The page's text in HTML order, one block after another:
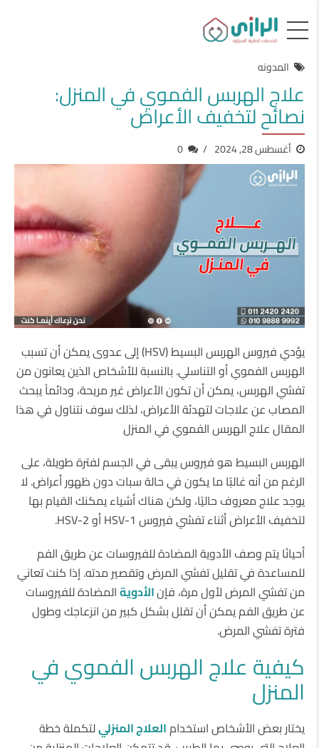
المدونه
علاج الهربس الفموي في المنزل:
نصائح لتخفيف الأعراض
أغسطس 28, 2024 0
يؤدي فيروس الهربس البسيط (HSV) إلى عدوى يمكن أن تسبب
الهربس الفموي أو التناسلي. بالنسبة للأشخاص الذين يعانون من
تفشي الهربس، يمكن أن تكون الأعراض غير مريحة، ودائماً يبحث
المصاب عن علاجات لتهدئة الأعراض، لذلك سوف نتناول في هذا
المقال علاج الهربس الفموي في المنزل
الهربس البسيط هو فيروس يبقى في الجسم لفترة طويلة، على
الرغم من أنه غالبًا ما يكون في حالة سبات دون ظهور أعراض. لا
يوجد علاج معروف حاليًا، ولكن هناك أشياء يمكنك القيام بها
لتخفيف الأعراض أثناء تفشي فيروس HSV-1 أو HSV-2.
أحيانًا يتم وصف الأدوية المضادة للفيروسات عن طريق الفم
للمساعدة في تقليل تفشي المرض وتقصير مدته. إذا كنت تعاني
من تفشي المرض لأول مرة، فإنالأدويةالمضادة للفيروسات
عن طريق الفم يمكن أن تقلل بشكل كبير من انزعاجك وطول
فترة تفشي المرض.
كيفية علاج الهربس الفموي في
المنزل
يختار بعض الأشخاص استخدامالعلاج المنزليلتكملة خطة